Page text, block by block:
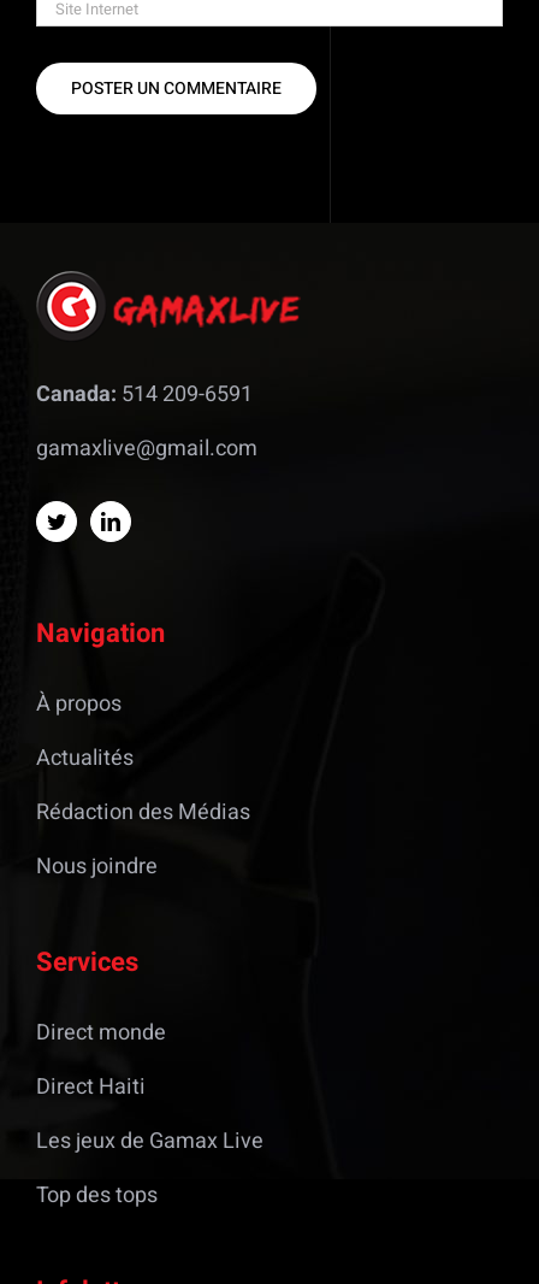
Canada: 514 209-6591
gamaxlive@gmail.com
Navigation
À propos
Actualités
Rédaction des Médias
Nous joindre
Services
Direct monde
Direct Haiti
Les jeux de Gamax Live
Top des tops